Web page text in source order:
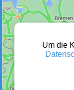
Wetter
Um die